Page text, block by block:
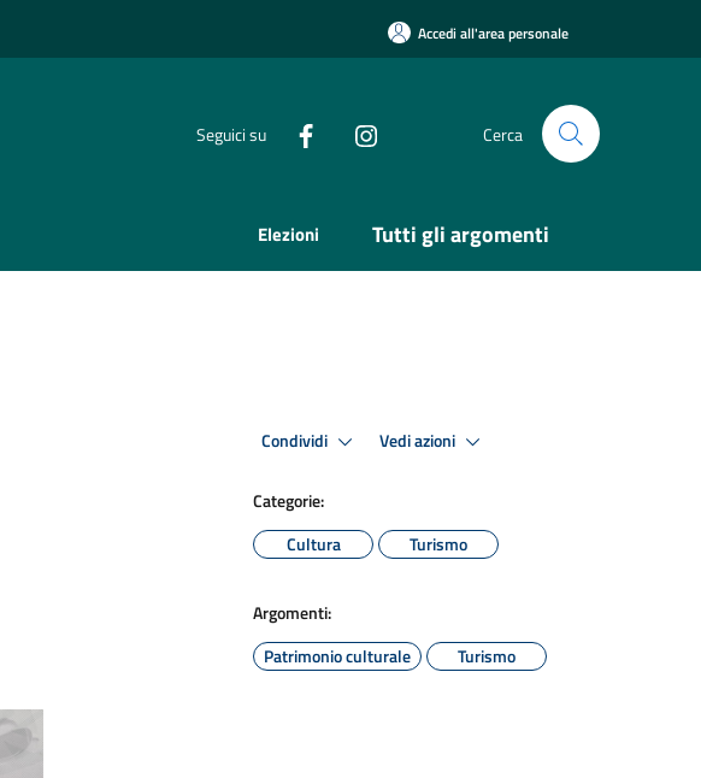
Accedi all'area personale
Seguici su Cerca
Elezioni Tutti gli argomenti
Condividi Vedi azioni
Categorie:
Cultura
Turismo
Argomenti:
Patrimonio culturale
Turismo